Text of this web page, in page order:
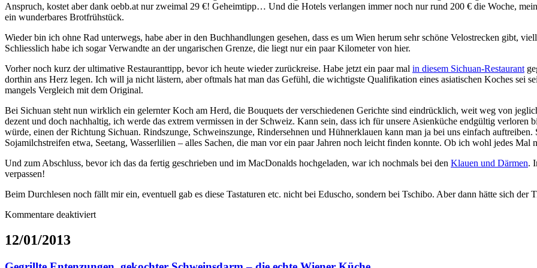
Anspruch, kostet aber dank oebb.at nur zweimal 29 €! Geheimtipp… Und die Hotels verlangen immer noch nur rund 200 € die Woche,
ein wunderbares Brotfrühstück.
Wieder bin ich ohne Rad unterwegs, habe aber in den Buchhandlungen gesehen, dass es um Wien herum sehr schöne Velostrecken gibt,
Schliesslich habe ich sogar Verwandte an der ungarischen Grenze, die liegt nur ein paar Kilometer von hier.
Vorher noch kurz der ultimative Restauranttipp, bevor ich heute wieder zurückreise. Habe jetzt ein paar mal in diesem Sichuan-Restaurant
dorthin ans Herz legen. Ich will ja nicht lästern, aber oftmals hat man das Gefühl, die wichtigste Qualifikation eines asiatischen Koches sei
mangels Vergleich mit dem Original.
Bei Sichuan steht nun wirklich ein gelernter Koch am Herd, die Bouquets der verschiedenen Gerichte sind eindrücklich, weit weg von
dezent und doch nachhaltig, ich werde das extrem vermissen in der Schweiz. Kann sein, dass ich für unsere Asienküche endgültig verloren
würde, einen der Richtung Sichuan. Rindszunge, Schweinszunge, Rindersehnen und Hühnerklauen kann man ja bei uns einfach
Sojamilchstreifen etwa, Seetang, Wasserlilien – alles Sachen, die man vor ein paar Jahren noch leicht finden konnte. Ob ich wohl jedes
Und zum Abschluss, bevor ich das da fertig geschrieben und im MacDonalds hochgeladen, war ich nochmals bei den Klauen und Därmen.
verpassen!
Beim Durchlesen noch fällt mir ein, eventuell gab es diese Tastaturen etc. nicht bei Eduscho, sondern bei Tschibo. Aber dann hätte sich der
Kommentare deaktiviertfür
12/01/2013